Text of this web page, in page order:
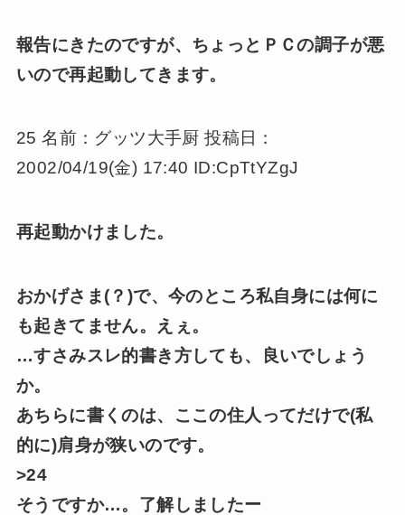
報告にきたのですが、ちょっとＰＣの調子が悪
いので再起動してきます。
25 名前：グッツ大手厨 投稿日：
2002/04/19(金) 17:40 ID:CpTtYZgJ
再起動かけました。
おかげさま(？)で、今のところ私自身には何に
も起きてません。えぇ。
…すさみスレ的書き方しても、良いでしょう
か。
あちらに書くのは、ここの住人ってだけで(私
的に)肩身が狭いのです。
>24
そうですか…。了解しましたー